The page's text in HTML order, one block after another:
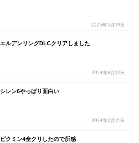
2025年5月19日
エルデンリングDLCクリアしました
2024年8月12日
シレン6やっぱり面白い
2024年2月21日
ピクミン4全クリしたので所感